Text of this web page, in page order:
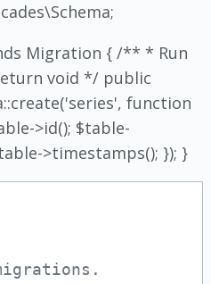
Migration { /** * Run
void */ public
function
>id(); $table-
>timestamps(); }); }